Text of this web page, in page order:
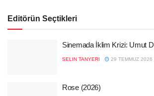
Editörün Seçtikleri
Sinemada İklim Krizi: Umut
SELIN TANYERI 29 TEMMUZ 2026
Rose (2026)